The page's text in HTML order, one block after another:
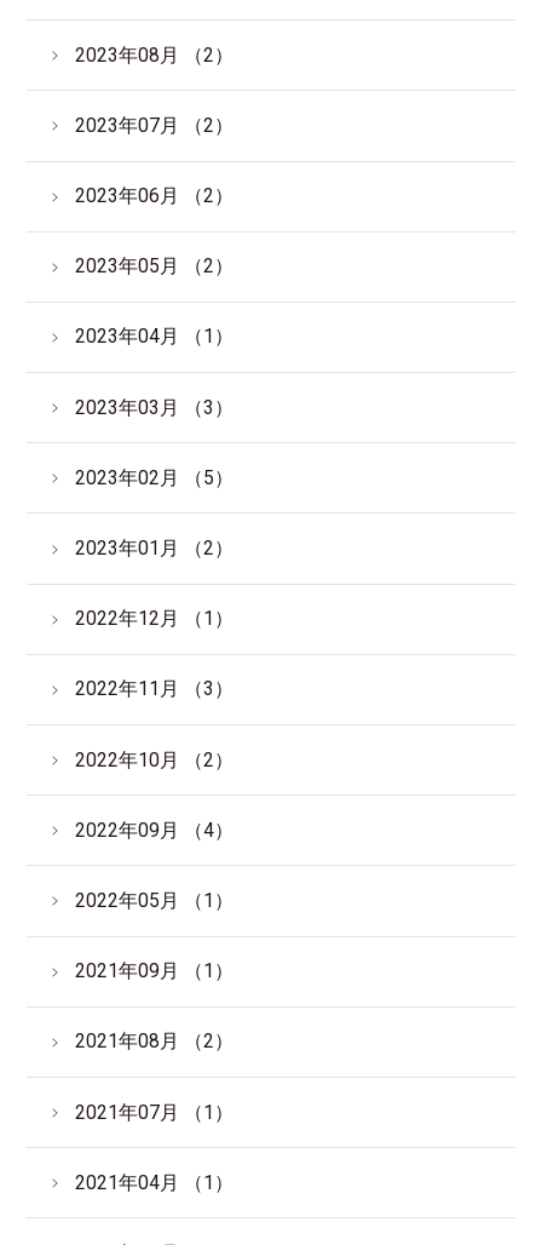
2023年08月 （2）
2023年07月 （2）
2023年06月 （2）
2023年05月 （2）
2023年04月 （1）
2023年03月 （3）
2023年02月 （5）
2023年01月 （2）
2022年12月 （1）
2022年11月 （3）
2022年10月 （2）
2022年09月 （4）
2022年05月 （1）
2021年09月 （1）
2021年08月 （2）
2021年07月 （1）
2021年04月 （1）